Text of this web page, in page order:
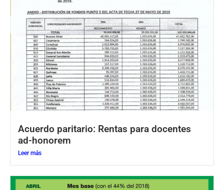
Acuerdo paritario: Rentas para docentes
ad-honorem
Leer más